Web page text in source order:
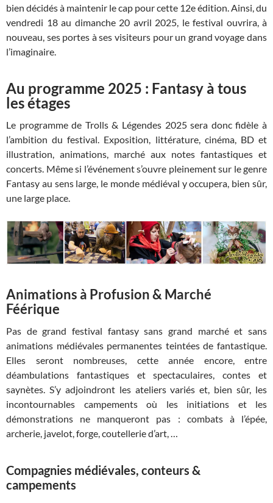
bien décidés à maintenir le cap pour cette 12e édition. Ainsi, du
vendredi 18 au dimanche 20 avril 2025, le festival ouvrira, à
nouveau, ses portes à ses visiteurs pour un grand voyage dans
l’imaginaire.
Au programme 2025 : Fantasy à tous
les étages
Le programme de Trolls & Légendes 2025 sera donc fidèle à
l’ambition du festival. Exposition, littérature, cinéma, BD et
illustration, animations, marché aux notes fantastiques et
concerts. Même si l’événement s’ouvre pleinement sur le genre
Fantasy au sens large, le monde médiéval y occupera, bien sûr,
une large place.
Animations à Profusion & Marché
Féérique
Pas de grand festival fantasy sans grand marché et sans
animations médiévales permanentes teintées de fantastique.
Elles seront nombreuses, cette année encore, entre
déambulations fantastiques et spectaculaires, contes et
saynètes. S’y adjoindront les ateliers variés et, bien sûr, les
incontournables campements où les initiations et les
démonstrations ne manqueront pas : combats à l’épée,
archerie, javelot, forge, coutellerie d’art, …
Compagnies médiévales, conteurs &
campements